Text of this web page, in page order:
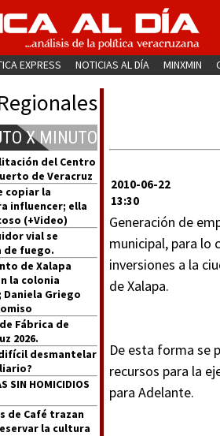
EXPRESS NOTICIAS AL DÍA MINXMIN
X MINUTO
del Centro
de Veracruz
copiar la
influencer; ella
(+Video)
vial se
de fuego.
de Xalapa
la colonia
Daniela Griego
Fábrica de
2026.
desmantelar
SIN HOMICIDIOS
de Café trazan
la cultura
2010-06-22
13:30
Generación de
municipal, para lo
inversiones a la
de Xalapa.
De esta forma se
recursos para la
para Adelante.